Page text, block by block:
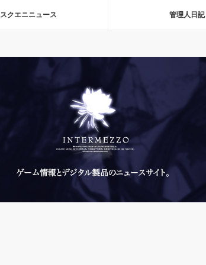
スクエニニュース 管理人日記